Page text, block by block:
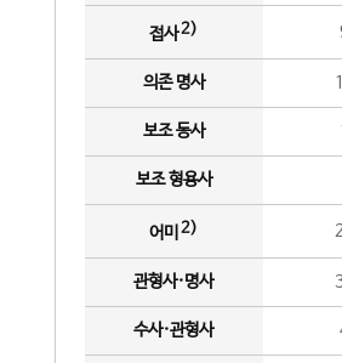
접사2)
의존 명사
보조 동사
보조 형용사
어미 2)
관형사·명사
수사·관형사